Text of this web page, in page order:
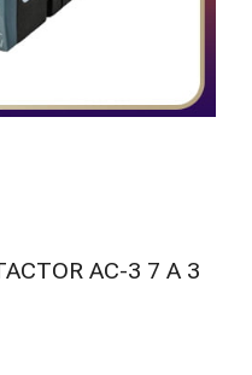
AC-3 7 A 3